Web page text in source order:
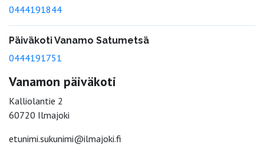
0444191844
Päiväkoti Vanamo Satumetsä
0444191751
Vanamon päiväkoti
Kalliolantie 2
60720 Ilmajoki
etunimi.sukunimi@ilmajoki.fi